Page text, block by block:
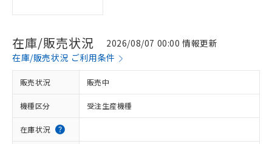
在庫/販売状況
2026/08/07 00:00 情報更新
在庫/販売状況 ご利用条件
販売状況 販売中
機種区分 受注生産機種
在庫状況